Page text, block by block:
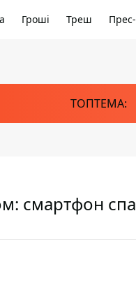
Гроші Треш
ТОПТЕМА:
смартфон